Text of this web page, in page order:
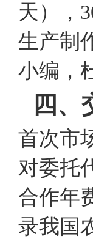
天），
生产制
小编，
四、
首次市
对委托
合作年
录我国